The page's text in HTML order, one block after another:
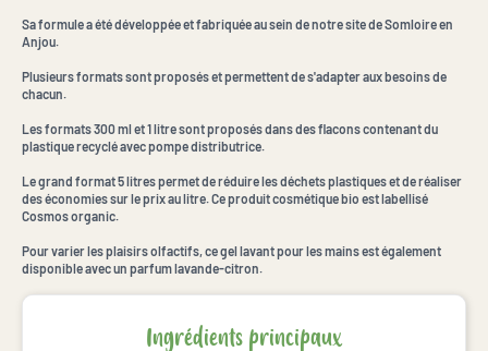
Sa formule a été développée et fabriquée au sein de notre site de Somloire en
Anjou.
Plusieurs formats sont proposés et permettent de s'adapter aux besoins de
chacun.
Les formats 300 ml et 1 litre sont proposés dans des flacons contenant du
plastique recyclé avec pompe distributrice.
Le grand format 5 litres permet de réduire les déchets plastiques et de réaliser
des économies sur le prix au litre. Ce produit cosmétique bio est labellisé
Cosmos organic.
Pour varier les plaisirs olfactifs, ce gel lavant pour les mains est également
disponible avec un parfum lavande-citron.
Ingrédients principaux